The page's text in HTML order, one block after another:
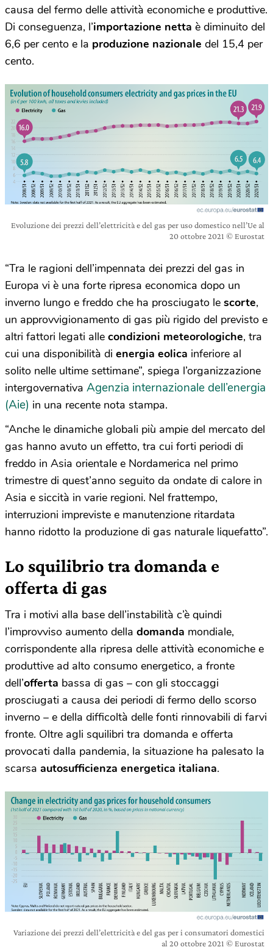
causa del fermo delle attività economiche e produttive.
Di conseguenza, l’importazione netta è diminuito del
6,6 per cento e la produzione nazionale del 15,4 per
cento.
Evoluzione dei prezzi dell’elettricità e del gas per uso domestico nell’Ue al
20 ottobre 2021 © Eurostat
“Tra le ragioni dell’impennata dei prezzi del gas in
Europa vi è una forte ripresa economica dopo un
inverno lungo e freddo che ha prosciugato le scorte,
un approvvigionamento di gas più rigido del previsto e
altri fattori legati alle condizioni meteorologiche, tra
cui una disponibilità di energia eolica inferiore al
solito nelle ultime settimane”, spiega l’organizzazione
intergovernativa Agenzia internazionale dell’energia
(Aie) in una recente nota stampa.
“Anche le dinamiche globali più ampie del mercato del
gas hanno avuto un effetto, tra cui forti periodi di
freddo in Asia orientale e Nordamerica nel primo
trimestre di quest’anno seguito da ondate di calore in
Asia e siccità in varie regioni. Nel frattempo,
interruzioni impreviste e manutenzione ritardata
hanno ridotto la produzione di gas naturale liquefatto”.
Lo squilibrio tra domanda e
offerta di gas
Tra i motivi alla base dell’instabilità c’è quindi
l’improvviso aumento della domanda mondiale,
corrispondente alla ripresa delle attività economiche e
produttive ad alto consumo energetico, a fronte
dell’offerta bassa di gas – con gli stoccaggi
prosciugati a causa dei periodi di fermo dello scorso
inverno – e della difficoltà delle fonti rinnovabili di farvi
fronte. Oltre agli squilibri tra domanda e offerta
provocati dalla pandemia, la situazione ha palesato la
scarsa autosufficienza energetica italiana.
Variazione dei prezzi dell’elettricità e del gas per i consumatori domestici
al 20 ottobre 2021 © Eurostat